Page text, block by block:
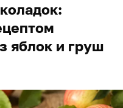
яблок и груш